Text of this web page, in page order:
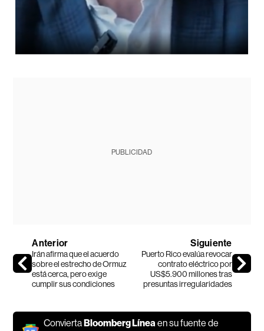
PUBLICIDAD
Anterior
Irán afirma que el acuerdo
sobre el estrecho de Ormuz
está cerca, pero exige
cumplir sus condiciones
Siguiente
Puerto Rico evalúa revocar
contrato eléctrico por
US$5.900 millones tras
presuntas irregularidades
ConviertaBloomberg Líneaen su fuente de